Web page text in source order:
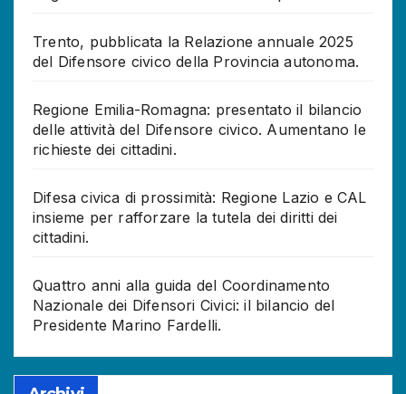
Trento, pubblicata la Relazione annuale 2025
del Difensore civico della Provincia autonoma.
Regione Emilia-Romagna: presentato il bilancio
delle attività del Difensore civico. Aumentano le
richieste dei cittadini.
Difesa civica di prossimità: Regione Lazio e CAL
insieme per rafforzare la tutela dei diritti dei
cittadini.
Quattro anni alla guida del Coordinamento
Nazionale dei Difensori Civici: il bilancio del
Presidente Marino Fardelli.